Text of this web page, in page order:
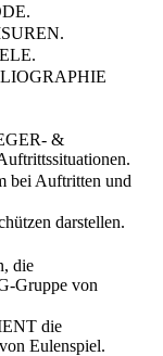
&
bei Auftritten und
darstellen.
die
Gruppe von
die
Eulenspiel.